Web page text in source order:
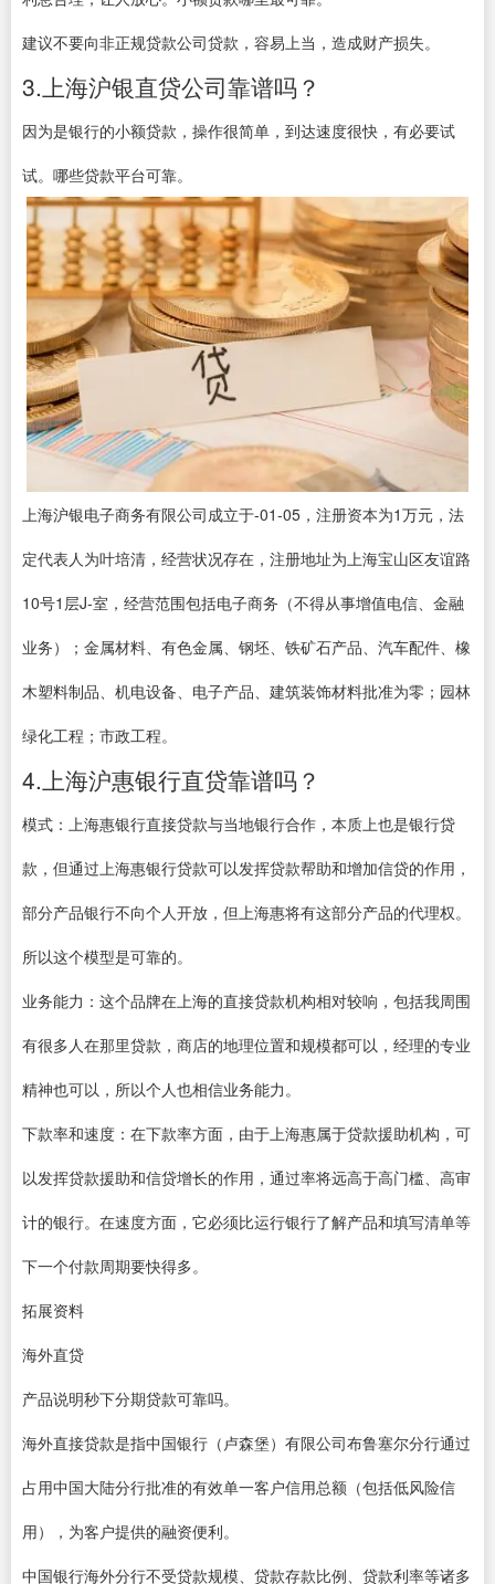
建议不要向非正规贷款公司贷款，容易上当，造成财产损失。
3.上海沪银直贷公司靠谱吗？
因为是银行的小额贷款，操作很简单，到达速度很快，有必要试
试。哪些贷款平台可靠。
上海沪银电子商务有限公司成立于-01-05，注册资本为1万元，法
定代表人为叶培清，经营状况存在，注册地址为上海宝山区友谊路
10号1层J-室，经营范围包括电子商务（不得从事增值电信、金融
业务）；金属材料、有色金属、钢坯、铁矿石产品、汽车配件、橡
木塑料制品、机电设备、电子产品、建筑装饰材料批准为零；园林
绿化工程；市政工程。
4.上海沪惠银行直贷靠谱吗？
模式：上海惠银行直接贷款与当地银行合作，本质上也是银行贷
款，但通过上海惠银行贷款可以发挥贷款帮助和增加信贷的作用，
部分产品银行不向个人开放，但上海惠将有这部分产品的代理权。
所以这个模型是可靠的。
业务能力：这个品牌在上海的直接贷款机构相对较响，包括我周围
有很多人在那里贷款，商店的地理位置和规模都可以，经理的专业
精神也可以，所以个人也相信业务能力。
下款率和速度：在下款率方面，由于上海惠属于贷款援助机构，可
以发挥贷款援助和信贷增长的作用，通过率将远高于高门槛、高审
计的银行。在速度方面，它必须比运行银行了解产品和填写清单等
下一个付款周期要快得多。
拓展资料
海外直贷
产品说明秒下分期贷款可靠吗。
海外直接贷款是指中国银行（卢森堡）有限公司布鲁塞尔分行通过
占用中国大陆分行批准的有效单一客户信用总额（包括低风险信
用），为客户提供的融资便利。
中国银行海外分行不受贷款规模、贷款存款比例、贷款利率等诸多